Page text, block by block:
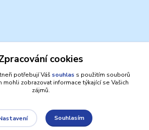
cookies
potřebují Váš souhlas s použitím souborů
mohli zobrazovat informace týkající se Vašich
zájmů.
Souhlasím